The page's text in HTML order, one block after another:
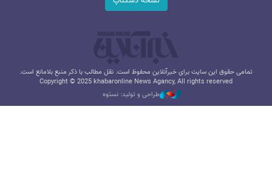
تمامی حقوق این سایت برای خبرآنلاین محفوظ است. نقل مطالب با ذکر منبع بلامانع است.
Copyright © 2025 khabaronline News Agancy, All rights reserved
طراحی و تولید: نستوه